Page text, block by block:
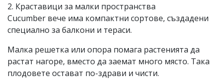
2. Краставици за малки пространства
Cucumber вече има компактни сортове, създадени
специално за балкони и тераси.
Малка решетка или опора помага растенията да
растат нагоре, вместо да заемат много място. Така
плодовете остават по-здрави и чисти.